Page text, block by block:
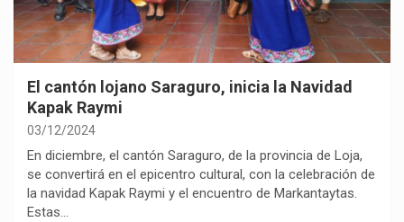
El cantón lojano Saraguro, inicia la Navidad
Kapak Raymi
03/12/2024
En diciembre, el cantón Saraguro, de la provincia de Loja,
se convertirá en el epicentro cultural, con la celebración de
la navidad Kapak Raymi y el encuentro de Markantaytas.
Estas…